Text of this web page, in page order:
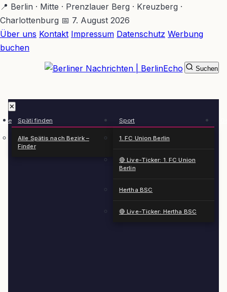
Zum
Hauptinhalt
springen
📍 Berlin · Mitte · Prenzlauer Berg · Kreuzberg ·
Charlottenburg 📅 7. August 2026
Über uns Kontakt Impressum Datenschutz Werbung
buchen
✕
Späti finden
Alle Spätis nach Bezirk –
Finder
Sport
1. FC Union Berlin
🔴 Live-Ticker: 1. FC Union
Berlin
Hertha BSC
🔴 Live-Ticker: Hertha BSC
Suchen